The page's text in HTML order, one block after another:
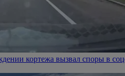
кортежа вызвал споры в